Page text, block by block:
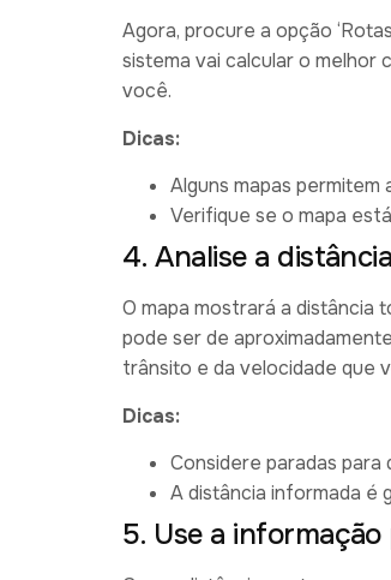
Agora, procure a opção
sistema vai calcular o melhor
você.
Dicas:
Alguns mapas permitem
Verifique se o mapa está
4. Analise a
O mapa mostrará a distância
pode ser de
trânsito e da velocidade que
Dicas:
Considere paradas para
A distância informada é
5. Use a